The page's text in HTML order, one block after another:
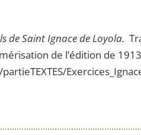
de Saint Ignace de Loyola.
de l’édition de